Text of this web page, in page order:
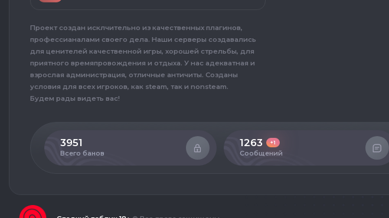
Проект создан исклчительно из качественных плагинов,
профессианалами своего дела. Наши серверы создавались
для ценителей качественной игры, хорошей стрельбы, для
приятного времяпровождения и отдыха. У нас адекватная и
взрослая администрация, отличные античиты. Созданы
условия для всех игроков, как steam, так и nonsteam.
Будем рады видеть вас!
3951
Всего банов
1263 +1
Сообщений